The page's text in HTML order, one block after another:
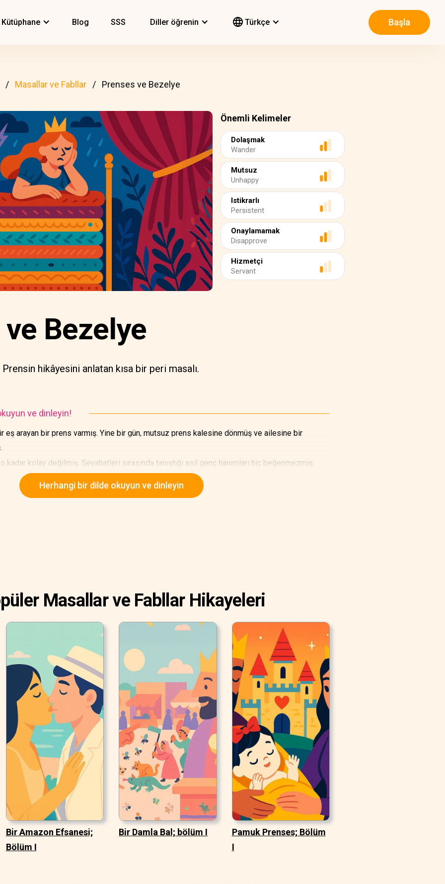
Kütüphane Blog SSS Diller öğrenin Türkçe Başla
Masallar ve Fabllar Prenses ve Bezelye
Önemli Kelimeler
Dolaşmak
Wander
Mutsuz
Unhappy
Istikrarlı
Persistent
Onaylamamak
Disapprove
Hizmetçi
Servant
Bezelye
hikâyesini anlatan kısa bir peri masalı.
ve dinleyin!
eş arayan bir prens varmış. Yine bir gün, mutsuz prens kalesine dönmüş ve ailesine bir
kadar kolay değilmiş. Seyahatleri sırasında tanıştığı asil genç hanımları hiç beğenmezmiş.
sadece soylularda bulunan özellikler taşıyan sosyetik, şık nasıl davranması gerektiğini bilen
kadın bulmak gerçekten de zormuş.
Herhangi bir dilde okuyun ve dinleyin
Masallar ve Fabllar Hikayeleri
Bir Amazon Efsanesi;
Bölüm I
Bir Damla Bal; bölüm I
Pamuk Prenses; Bölüm
I